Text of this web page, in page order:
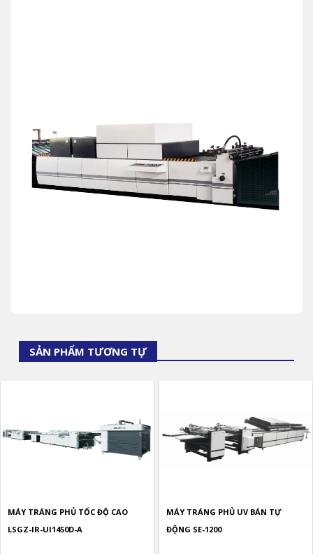
SẢN PHẨM TƯƠNG TỰ
MÁY TRÁNG PHỦ TỐC ĐỘ CAO
LSGZ-IR-UI1450D-A
MÁY TRÁNG PHỦ UV BÁN TỰ
ĐỘNG SE-1200